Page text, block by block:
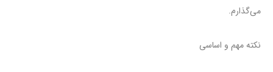
می‌گذارم.
نکته مهم و اساسی